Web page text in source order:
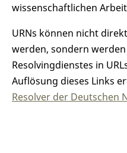
wissenschaftlichen
URNs können nicht
werden, sondern
Resolvingdienstes in
Auflösung dieses Links
Resolver der Deutschen